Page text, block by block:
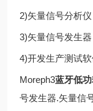
2)矢量信号分析仪
3)矢量信号发生器
4)开发生产测试
Moreph3蓝牙低
号发生器.矢量信